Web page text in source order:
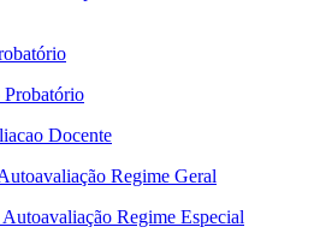
Docente
Regime Geral
Regime Especial